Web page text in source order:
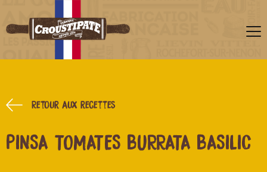
Retour aux recettes
PINSA TOMATES BURRATA BASILIC